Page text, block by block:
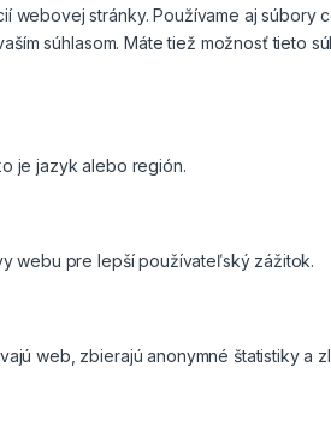
stránky. Používame aj
súhlasom. Máte tiež možnosť
je jazyk alebo región.
webu pre lepší používateľský zážitok.
web, zbierajú anonymné štatistiky a